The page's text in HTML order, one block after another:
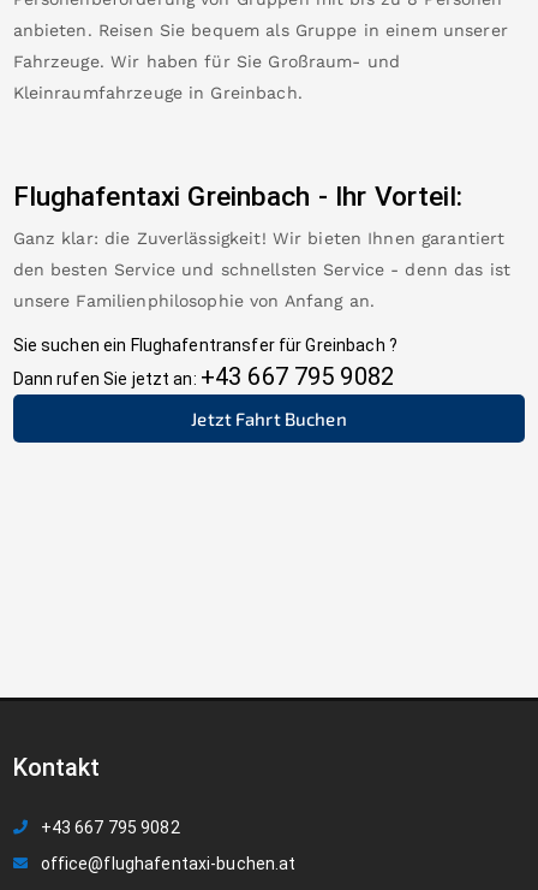
anbieten. Reisen Sie bequem als Gruppe in einem unserer
Fahrzeuge. Wir haben für Sie Großraum- und
Kleinraumfahrzeuge in Greinbach.
Flughafentaxi Greinbach - Ihr Vorteil:
Ganz klar: die Zuverlässigkeit! Wir bieten Ihnen garantiert
den besten Service und schnellsten Service - denn das ist
unsere Familienphilosophie von Anfang an.
Sie suchen ein Flughafentransfer für Greinbach ?
Dann rufen Sie jetzt an: +43 667 795 9082
Jetzt Fahrt Buchen
Kontakt
+43 667 795 9082
office@flughafentaxi-buchen.at